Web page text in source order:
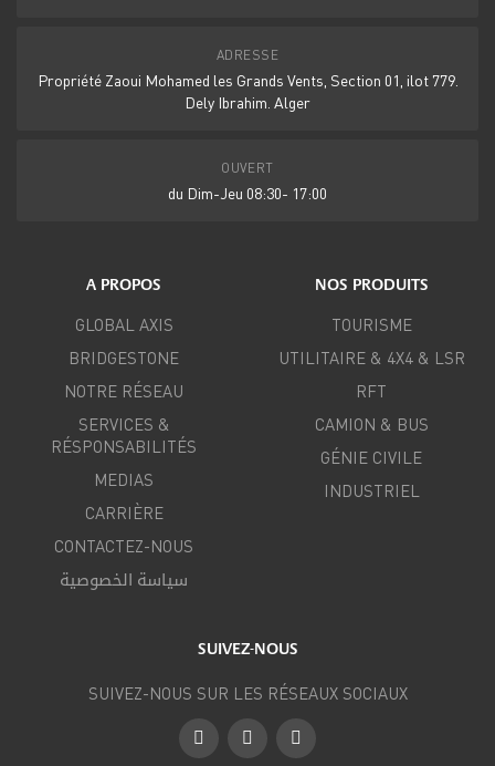
ADRESSE
Propriété Zaoui Mohamed les Grands Vents, Section 01, ilot 779.
Dely Ibrahim. Alger
OUVERT
du Dim-Jeu 08:30- 17:00
A PROPOS
GLOBAL AXIS
BRIDGESTONE
NOTRE RÉSEAU
SERVICES &
RÉSPONSABILITÉS
MEDIAS
CARRIÈRE
CONTACTEZ-NOUS
سياسة الخصوصية
NOS PRODUITS
TOURISME
UTILITAIRE & 4X4 & LSR
RFT
CAMION & BUS
GÉNIE CIVILE
INDUSTRIEL
SUIVEZ-NOUS
SUIVEZ-NOUS SUR LES RÉSEAUX SOCIAUX
FacebookInstagramLinkedIn